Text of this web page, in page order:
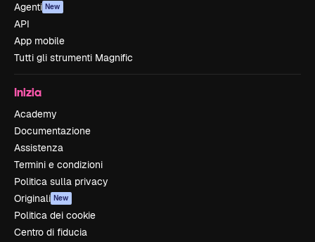
Agenti New
API
App mobile
Tutti gli strumenti Magnific
Inizia
Academy
Documentazione
Assistenza
Termini e condizioni
Politica sulla privacy
Originali New
Politica dei cookie
Centro di fiducia